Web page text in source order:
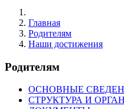
Главная
Родителям
Наши достижения
Родителям
ОСНОВНЫЕ
СТРУКТУРА И